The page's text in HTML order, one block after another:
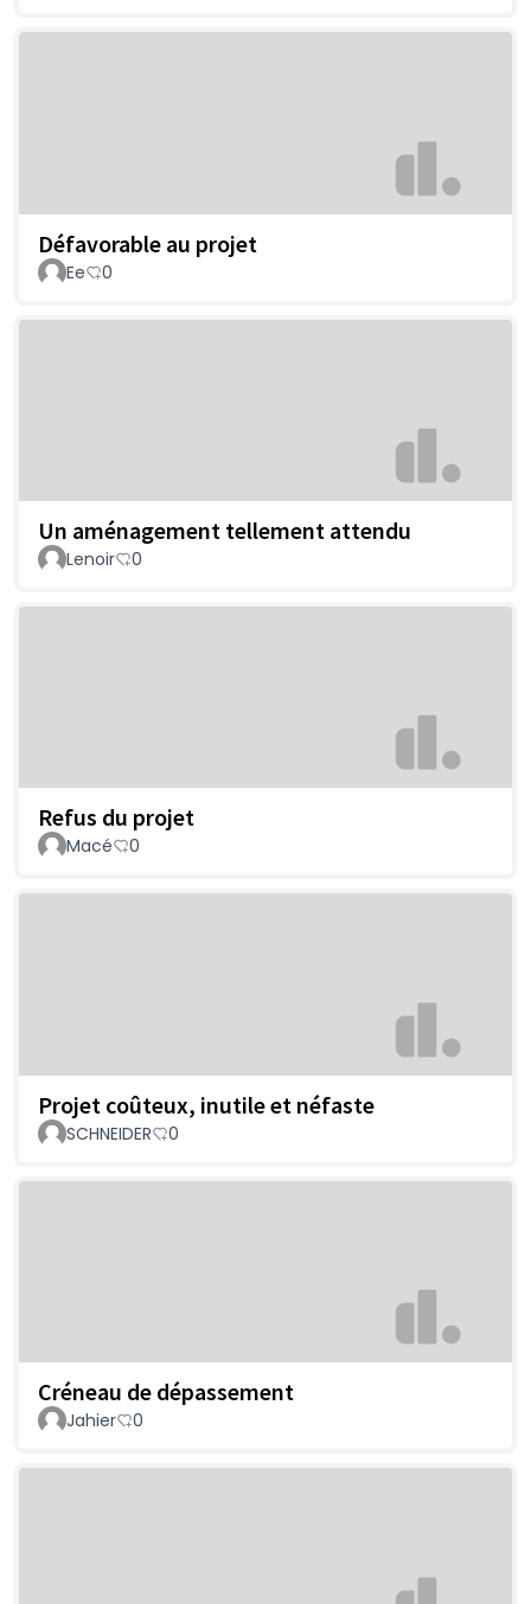
Défavorable au projet
Ee 0
Un aménagement tellement attendu
Lenoir 0
Refus du projet
Macé 0
Projet coûteux, inutile et néfaste
SCHNEIDER 0
Créneau de dépassement
Jahier 0